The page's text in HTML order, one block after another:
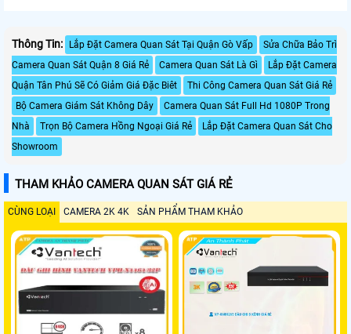
Thông Tin: Lắp Đặt Camera Quan Sát Tại Quận Gò Vấp
Sửa Chữa Bảo Trì
Camera Quan Sát Quận 8 Giá Rẻ
Camera Quan Sát Là Gì
Lắp Đặt Camera
Quận Tân Phú Sẽ Có Giảm Giá Đặc Biêt
Thi Công Camera Quan Sát Giá Rẻ
Bộ Camera Giám Sát Không Dây
Camera Quan Sát Full Hd 1080P Trong
Nhà
Trọn Bộ Camera Hồng Ngoại Giá Rẻ
Lắp Đặt Camera Quan Sát Cho
Showroom
THAM KHẢO CAMERA QUAN SÁT GIÁ RẺ
CÙNG LOẠI CAMERA 2K 4K SẢN PHẨM THAM KHẢO